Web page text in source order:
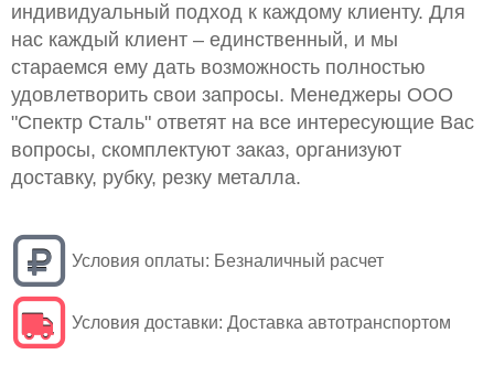
индивидуальный подход к каждому клиенту. Для
нас каждый клиент – единственный, и мы
стараемся ему дать возможность полностью
удовлетворить свои запросы. Менеджеры ООО
"Спектр Сталь" ответят на все интересующие Вас
вопросы, скомплектуют заказ, организуют
доставку, рубку, резку металла.
Условия оплаты: Безналичный расчет
Условия доставки: Доставка автотранспортом